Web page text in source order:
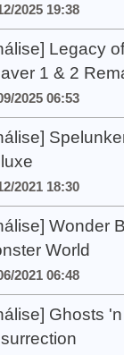
2025 19:38
Legacy
1 & 2
2025 06:53
2021 18:30
Wonder
World
2021 06:48
Ghosts